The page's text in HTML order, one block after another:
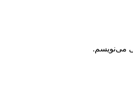
می‌نویسم.